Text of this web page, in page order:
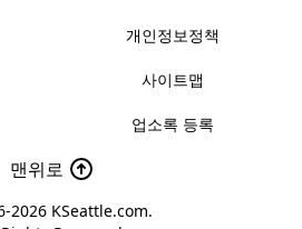
개인정보정책
사이트맵
업소록 등록
맨위로
2026 KSeattle.com.